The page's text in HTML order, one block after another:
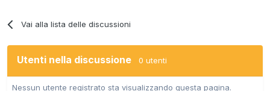
Vai alla lista delle discussioni
Utenti nella discussione 0 utenti
Nessun utente registrato sta visualizzando questa pagina.